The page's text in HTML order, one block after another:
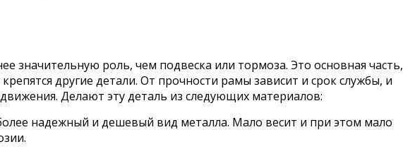
значительную роль, чем подвеска или тормоза. Это основная часть,
другие детали. От прочности рамы зависит и срок службы, и
Делают эту деталь из следующих материалов:
надежный и дешевый вид металла. Мало весит и при этом мало